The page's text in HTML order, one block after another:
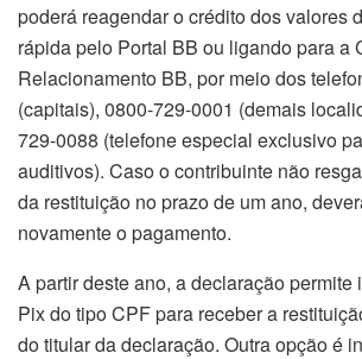
poderá reagendar o crédito dos valores
rápida pelo Portal BB ou ligando para a
Relacionamento BB, por meio dos
(capitais), 0800-729-0001 (demais
729-0088 (telefone especial exclusivo
auditivos). Caso o contribuinte não
da restituição no prazo de um ano,
novamente o pagamento.
A partir deste ano, a declaração permite
Pix do tipo CPF para receber a
do titular da declaração. Outra opção é